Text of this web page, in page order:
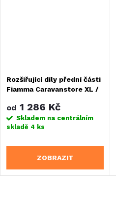
Rozšiřující díly přední části
Fiamma Caravanstore XL /
od 1 286 Kč
Skladem na centrálním
skladě 4 ks
ZOBRAZIT